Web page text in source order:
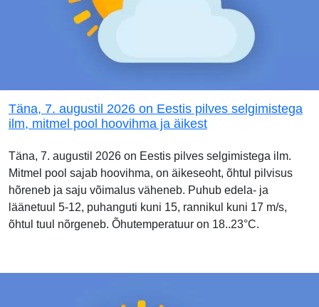
Täna, 7. augustil 2026 on Eestis pilves selgimistega
ilm, mitmel pool hoovihma ja äikest
Täna, 7. augustil 2026 on Eestis pilves selgimistega ilm.
Mitmel pool sajab hoovihma, on äikeseoht, õhtul pilvisus
hõreneb ja saju võimalus väheneb. Puhub edela- ja
läänetuul 5-12, puhanguti kuni 15, rannikul kuni 17 m/s,
õhtul tuul nõrgeneb. Õhutemperatuur on 18..23°C.